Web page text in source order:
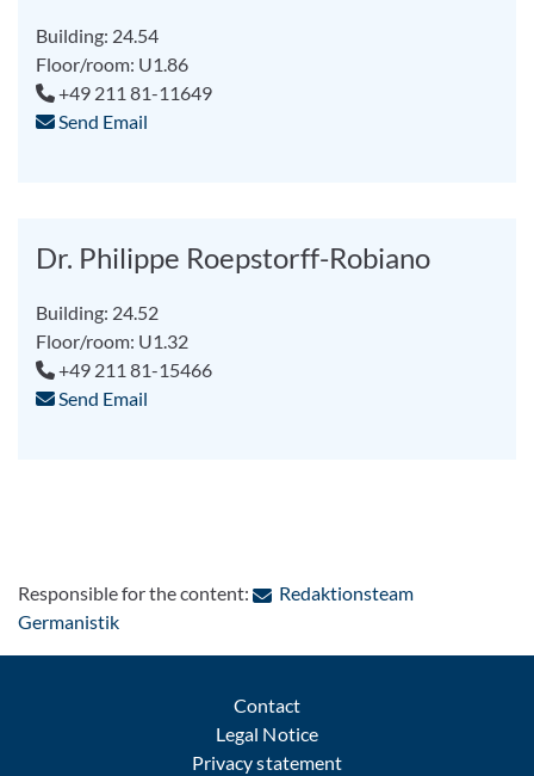
Building: 24.54
Floor/room: U1.86
+49 211 81-11649
Send Email
Dr. Philippe Roepstorff-Robiano
Building: 24.52
Floor/room: U1.32
+49 211 81-15466
Send Email
Responsible for the content:
Redaktionsteam
Germanistik: Contact by e-mail
Contact
Legal Notice
Privacy statement